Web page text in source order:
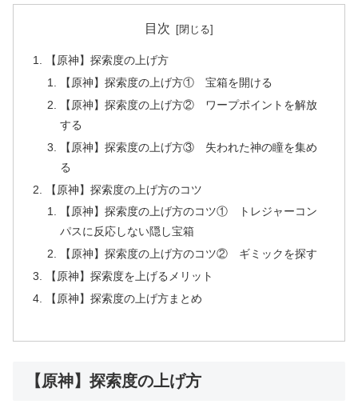
目次
【原神】探索度の上げ方
【原神】探索度の上げ方① 宝箱を開ける
【原神】探索度の上げ方② ワープポイントを解放
する
【原神】探索度の上げ方③ 失われた神の瞳を集め
る
【原神】探索度の上げ方のコツ
【原神】探索度の上げ方のコツ① トレジャーコン
パスに反応しない隠し宝箱
【原神】探索度の上げ方のコツ② ギミックを探す
【原神】探索度を上げるメリット
【原神】探索度の上げ方まとめ
【原神】探索度の上げ方